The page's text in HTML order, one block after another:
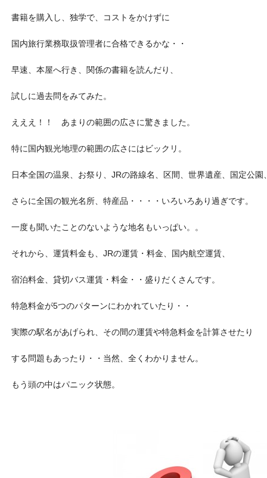
書籍を購入し、独学で、コストをかけずに
国内旅行業務取扱管理者に合格できるかな・・
早速、本屋へ行き、関係の書籍を読んだり、
試しに過去問をみてみた。
えええ！！ あまりの範囲の広さに驚きました。
特に国内観光地理の範囲の広さにはビックリ。
日本全国の温泉、お祭り、JRの路線名、区間、世界遺産、国定公園
さらに全国の観光名所、特産品・・・・いろいろあり過ぎです。
一度も聞いたことのないような地名もいっぱい。。
それから、運賃料金も、JRの運賃・料金、国内航空運賃、
宿泊料金、貸切バス運賃・料金・・盛りだくさんです。
特急料金が5つのパターンにわかれていたり・・
実際の駅名があげられ、その間の運賃や特急料金を計算させたり
する問題もあったり・・当然、全くわかりません。
もう頭の中はパニック状態。